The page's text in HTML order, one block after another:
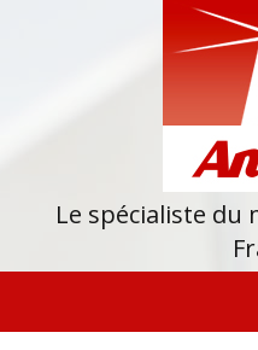
Le spécialiste du